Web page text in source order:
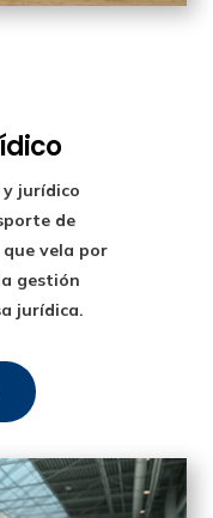
jurídico
de
vela por
gestión
jurídica.